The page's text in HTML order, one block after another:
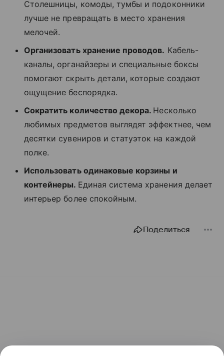
Столешницы, комоды, тумбы и подоконники
лучше не превращать в место хранения
мелочей.
Организовать хранение проводов. Кабель-
каналы, органайзеры и специальные боксы
помогают скрыть детали, которые создают
ощущение беспорядка.
Сократить количество декора. Несколько
любимых предметов выглядят эффектнее, чем
десятки сувениров и статуэток на каждой
полке.
Использовать одинаковые корзины и
контейнеры. Единая система хранения делает
интерьер более спокойным.
Поделиться